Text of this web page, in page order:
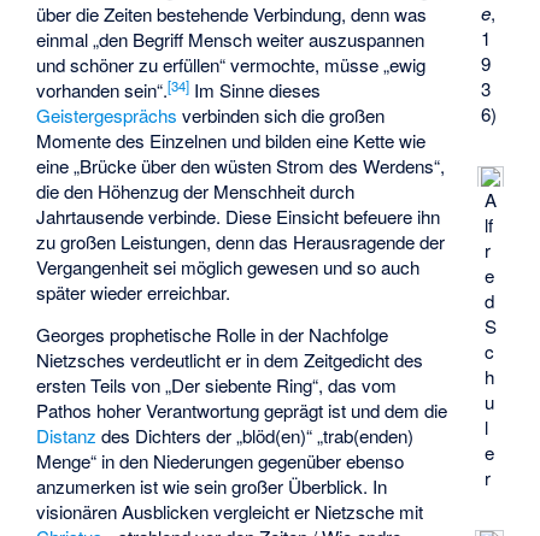
e,
1
9
3
6)
A
lf
r
e
d
S
c
h
u
l
e
r
über die Zeiten bestehende Verbindung, denn was
einmal „den Begriff Mensch weiter auszuspannen
und schöner zu erfüllen“ vermochte, müsse „ewig
vorhanden sein“.[34] Im Sinne dieses
Geistergesprächs verbinden sich die großen
Momente des Einzelnen und bilden eine Kette wie
eine „Brücke über den wüsten Strom des Werdens“,
die den Höhenzug der Menschheit durch
Jahrtausende verbinde. Diese Einsicht befeuere ihn
zu großen Leistungen, denn das Herausragende der
Vergangenheit sei möglich gewesen und so auch
später wieder erreichbar.
Georges prophetische Rolle in der Nachfolge
Nietzsches verdeutlicht er in dem Zeitgedicht des
ersten Teils von „Der siebente Ring“, das vom
Pathos hoher Verantwortung geprägt ist und dem die
Distanz des Dichters der „blöd(en)“ „trab(enden)
Menge“ in den Niederungen gegenüber ebenso
anzumerken ist wie sein großer Überblick. In
visionären Ausblicken vergleicht er Nietzsche mit